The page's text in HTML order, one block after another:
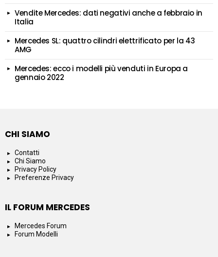
Vendite Mercedes: dati negativi anche a febbraio in
Italia
Mercedes SL: quattro cilindri elettrificato per la 43
AMG
Mercedes: ecco i modelli più venduti in Europa a
gennaio 2022
CHI SIAMO
Contatti
Chi Siamo
Privacy Policy
Preferenze Privacy
IL FORUM MERCEDES
Mercedes Forum
Forum Modelli